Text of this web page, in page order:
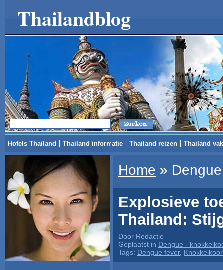
Thailandblog
Hotels Thailand Thailand informatie Thailand reizen Thailand
Home »
Explosieve
Thailand:
Door Redactie
Geplaatst in Dengue -
Tags: Dengue fever,